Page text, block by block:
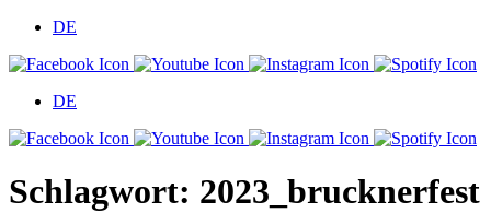
DE
DE
Schlagwort: 2023_brucknerfest